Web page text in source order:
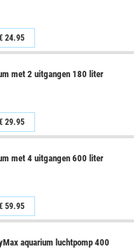
24.95
met 2 uitgangen 180 liter
29.95
met 4 uitgangen 600 liter
59.95
aquarium luchtpomp 400